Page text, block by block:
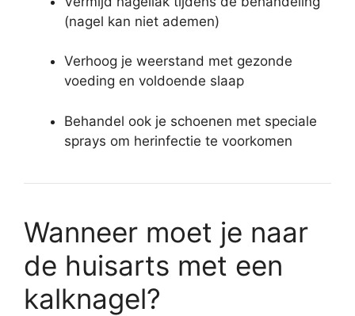
(nagel kan niet ademen)
Verhoog je weerstand met gezonde
voeding en voldoende slaap
Behandel ook je schoenen met speciale
sprays om herinfectie te voorkomen
Wanneer moet je naar
de huisarts met een
kalknagel?